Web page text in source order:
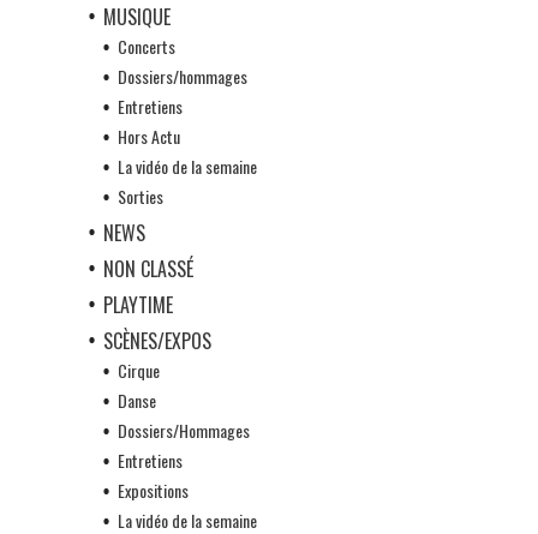
MUSIQUE
Concerts
Dossiers/hommages
Entretiens
Hors Actu
La vidéo de la semaine
Sorties
NEWS
NON CLASSÉ
PLAYTIME
SCÈNES/EXPOS
Cirque
Danse
Dossiers/Hommages
Entretiens
Expositions
La vidéo de la semaine